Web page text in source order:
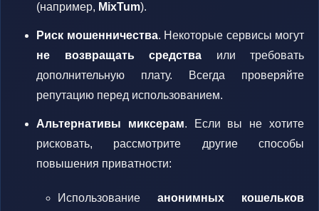
(например, MixTum).
Риск мошенничества. Некоторые сервисы могут
не возвращать средства или требовать
дополнительную плату. Всегда проверяйте
репутацию перед использованием.
Альтернативы миксерам. Если вы не хотите
рисковать, рассмотрите другие способы
повышения приватности:
Использование анонимных кошельков